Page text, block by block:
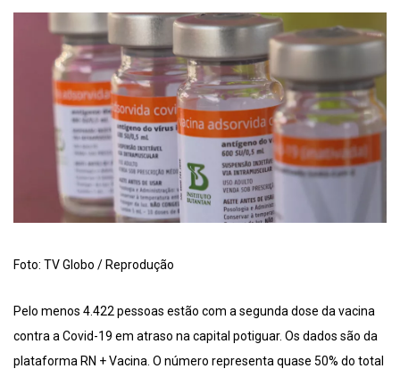
Foto: TV Globo / Reprodução
Pelo menos 4.422 pessoas estão com a segunda dose da vacina
contra a Covid-19 em atraso na capital potiguar. Os dados são da
plataforma RN + Vacina. O número representa quase 50% do total